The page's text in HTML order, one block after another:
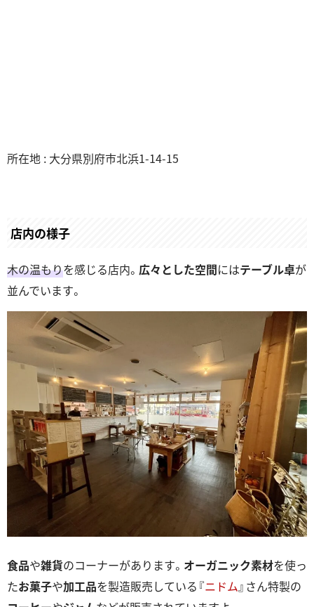
所在地 : 大分県別府市北浜1-14-15
店内の様子
木の温もりを感じる店内。 広々とした空間にはテーブル卓が
並んでいます。
食品や雑貨のコーナーがあります。 オーガニック素材を使っ
たお菓子や加工品を製造販売している『ニドム』さん特製の